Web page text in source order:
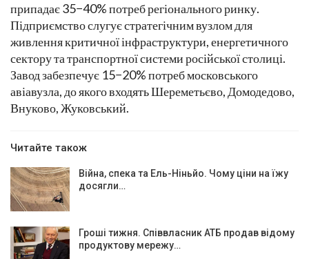
припадає 35−40% потреб регіонального ринку.
Підприємство слугує стратегічним вузлом для
живлення критичної інфраструктури, енергетичного
сектору та транспортної системи російської столиці.
Завод забезпечує 15−20% потреб московського
авіавузла, до якого входять Шереметьєво, Домодедово,
Внуково, Жуковський.
Читайте також
Війна, спека та Ель-Ніньйо. Чому ціни на їжу
досягли…
Гроші тижня. Співвласник АТБ продав відому
продуктову мережу…